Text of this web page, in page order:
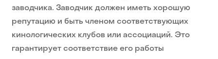
заводчика. Заводчик должен иметь хорошую
репутацию и быть членом соответствующих
кинологических клубов или ассоциаций. Это
гарантирует соответствие его работы